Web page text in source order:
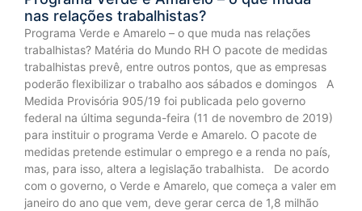
nas relações trabalhistas?
Programa Verde e Amarelo – o que muda nas relações
trabalhistas? Matéria do Mundo RH O pacote de medidas
trabalhistas prevê, entre outros pontos, que as empresas
poderão flexibilizar o trabalho aos sábados e domingos A
Medida Provisória 905/19 foi publicada pelo governo
federal na última segunda-feira (11 de novembro de 2019)
para instituir o programa Verde e Amarelo. O pacote de
medidas pretende estimular o emprego e a renda no país,
mas, para isso, altera a legislação trabalhista. De acordo
com o governo, o Verde e Amarelo, que começa a valer em
janeiro do ano que vem, deve gerar cerca de 1,8 milhão